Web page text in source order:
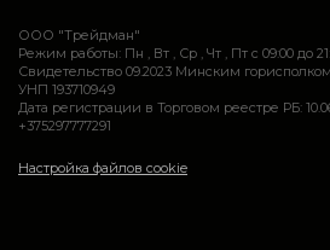
ООО "Трейдман"
Режим работы: Пн , Вт , Ср , Чт , Пт c 09:00 до
Свидетельство 09.2023 Минским
УНП 193710949
Дата регистрации в Торговом реестре РБ:
+375297777291
Настройка файлов cookie